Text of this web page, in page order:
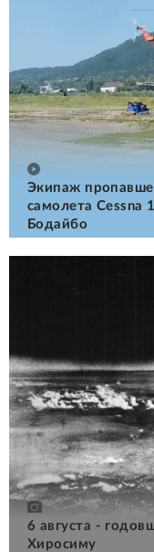
Экипаж
самолета Cessna
Бодайбо
6 августа -
Хиросиму